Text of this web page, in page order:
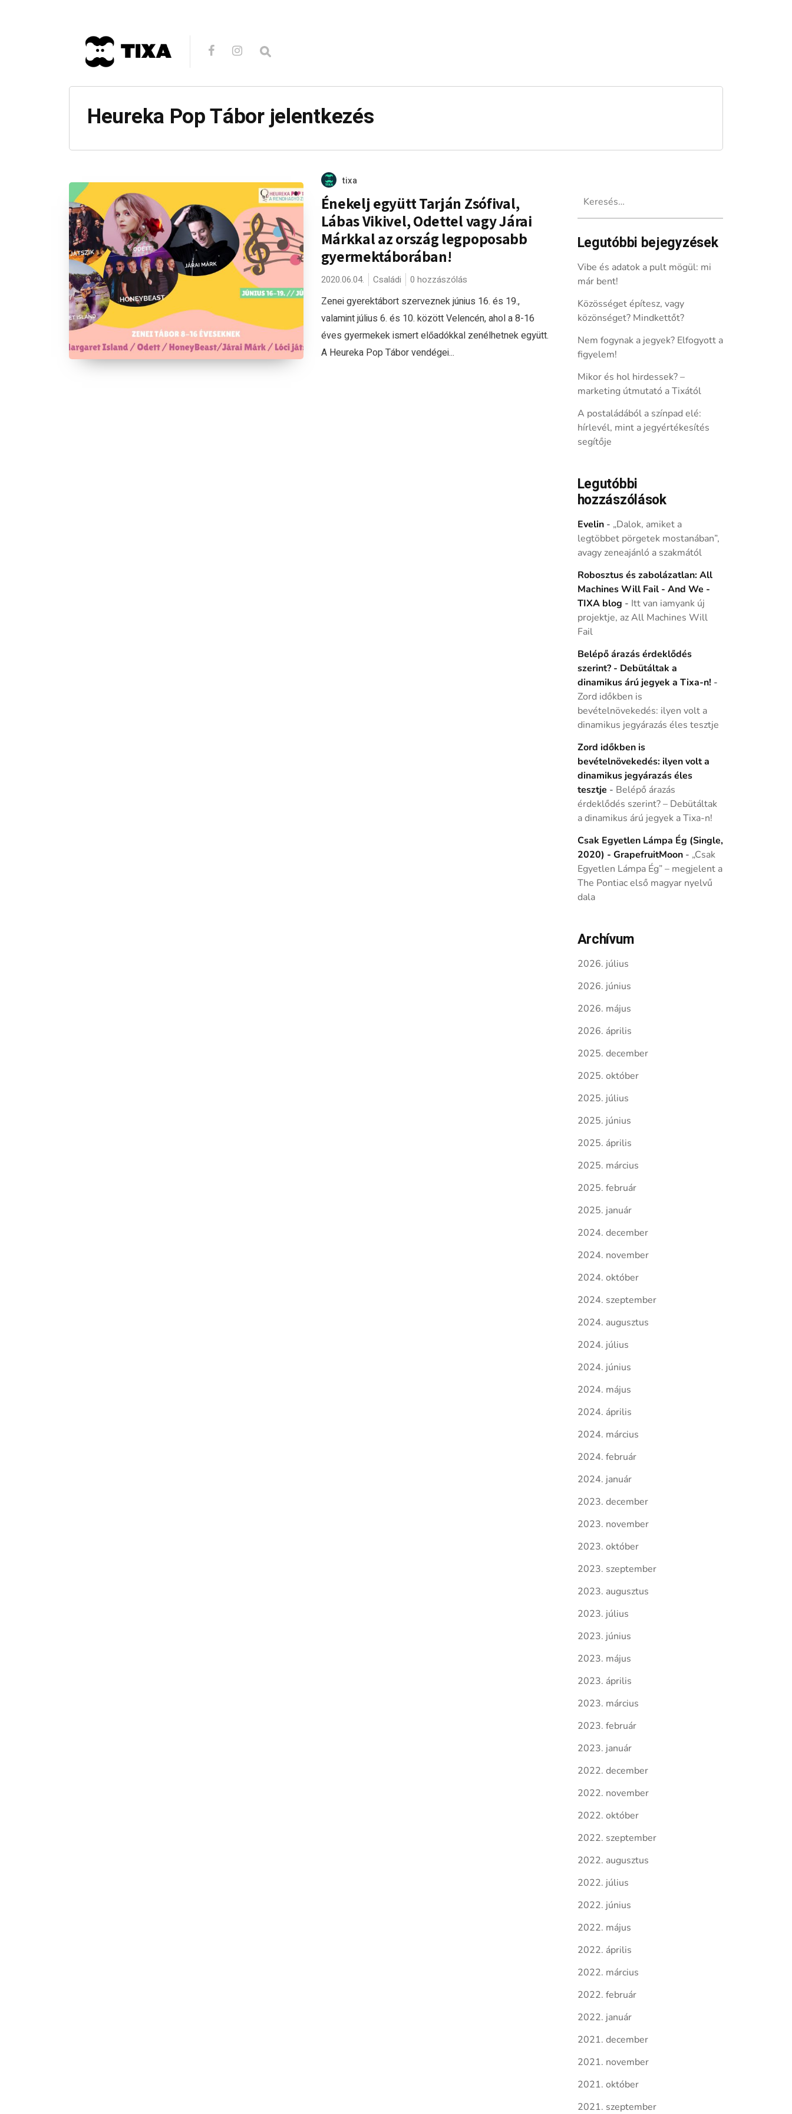
Heureka Pop Tábor jelentkezés
tixa
Énekelj együtt Tarján Zsófival,
Lábas Vikivel, Odettel vagy Járai
Márkkal az ország legpoposabb
gyermektáborában!
2020.06.04. Családi 0 hozzászólás
Zenei gyerektábort szerveznek június 16. és 19.,
valamint július 6. és 10. között Velencén, ahol a 8-16
éves gyermekek ismert előadókkal zenélhetnek együtt.
A Heureka Pop Tábor vendégei...
Legutóbbi bejegyzések
Vibe és adatok a pult mögül: mi
már bent!
Közösséget építesz, vagy
közönséget? Mindkettőt?
Nem fogynak a jegyek? Elfogyott a
figyelem!
Mikor és hol hirdessek? –
marketing útmutató a Tixától
A postaládából a színpad elé:
hírlevél, mint a jegyértékesítés
segítője
Legutóbbi
hozzászólások
Evelin- „Dalok, amiket a
legtöbbet pörgetek mostanában”,
avagy zeneajánló a szakmától
Robosztus és zabolázatlan: All
Machines Will Fail - And We -
TIXA blog - Itt van iamyank új
projektje, az All Machines Will
Fail
Belépő árazás érdeklődés
szerint? - Debütáltak a
dinamikus árú jegyek a Tixa-n! -
Zord időkben is
bevételnövekedés: ilyen volt a
dinamikus jegyárazás éles tesztje
Zord időkben is
bevételnövekedés: ilyen volt a
dinamikus jegyárazás éles
tesztje - Belépő árazás
érdeklődés szerint? – Debütáltak
a dinamikus árú jegyek a Tixa-n!
Csak Egyetlen Lámpa Ég (Single,
2020) - GrapefruitMoon- „Csak
Egyetlen Lámpa Ég” – megjelent a
The Pontiac első magyar nyelvű
dala
Archívum
2026. július
2026. június
2026. május
2026. április
2025. december
2025. október
2025. július
2025. június
2025. április
2025. március
2025. február
2025. január
2024. december
2024. november
2024. október
2024. szeptember
2024. augusztus
2024. július
2024. június
2024. május
2024. április
2024. március
2024. február
2024. január
2023. december
2023. november
2023. október
2023. szeptember
2023. augusztus
2023. július
2023. június
2023. május
2023. április
2023. március
2023. február
2023. január
2022. december
2022. november
2022. október
2022. szeptember
2022. augusztus
2022. július
2022. június
2022. május
2022. április
2022. március
2022. február
2022. január
2021. december
2021. november
2021. október
2021. szeptember